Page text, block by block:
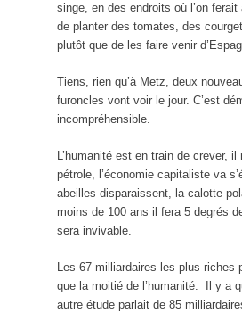
singe, en des endroits où l’on
de planter des tomates, des
plutôt que de les faire venir
Tiens, rien qu’à Metz, deux
furoncles vont voir le jour. C’est
incompréhensible.
L’humanité est en train de crever, il
pétrole, l’économie capitaliste va
abeilles disparaissent, la calotte
moins de 100 ans il fera 5 degrés
sera invivable.
Les 67 milliardaires les plus riches
que la moitié de l’humanité. Il y a
autre étude parlait de 85